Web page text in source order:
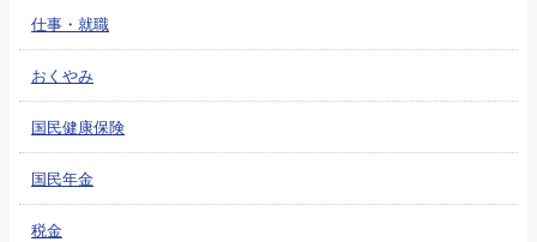
仕事・就職
おくやみ
国民健康保険
国民年金
税金